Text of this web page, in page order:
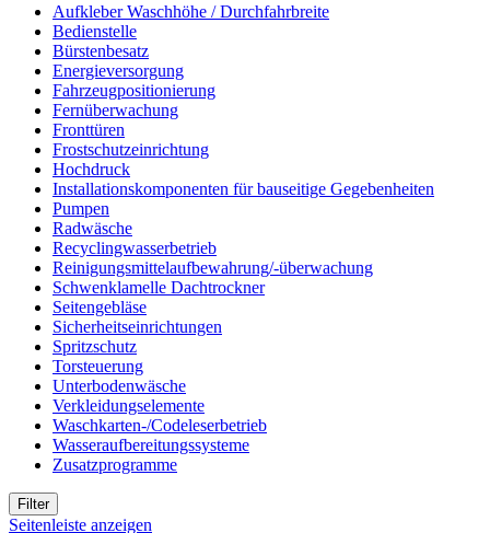
Aufkleber Waschhöhe / Durchfahrbreite
Bedienstelle
Bürstenbesatz
Energieversorgung
Fahrzeugpositionierung
Fernüberwachung
Fronttüren
Frostschutzeinrichtung
Hochdruck
Installationskomponenten für bauseitige Gegebenheiten
Pumpen
Radwäsche
Recyclingwasserbetrieb
Reinigungsmittelaufbewahrung/-überwachung
Schwenklamelle Dachtrockner
Seitengebläse
Sicherheitseinrichtungen
Spritzschutz
Torsteuerung
Unterbodenwäsche
Verkleidungselemente
Waschkarten-/Codeleserbetrieb
Wasseraufbereitungssysteme
Zusatzprogramme
Filter
Seitenleiste anzeigen